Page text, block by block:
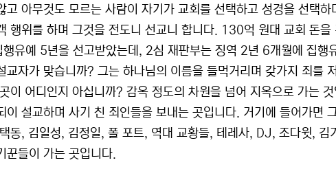
고 아무것도 모르는 사람이 자기가 교회를 선택하고 성경을 선택
행위를 하며 그것을 전도니 선교니 합니다. 130억 원대 교회 돈
행유예 5년을 선고받았는데, 2심 재판부는 징역 2년 6개월에 집행
교자가 맞습니까? 그는 하나님의 이름을 들먹거리며 갖가지 죄를
이 어디인지 아십니까? 감옥 정도의 차원을 넘어 지옥으로 가는
이 설교하며 사기 친 죄인들을 보내는 곳입니다. 거기에 들어가면
동, 김일성, 김정일, 폴 포트, 역대 교황들, 테레사, DJ, 조다윗, 김
꾼들이 가는 곳입니다.